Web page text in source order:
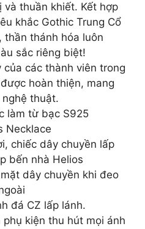
thuần khiết. Kết hợp
khắc Gothic Trung Cổ
thần thánh hóa luôn
sắc riêng biệt!
các thành viên trong
hoàn thiện, mang
thuật.
làm từ bạc S925
Necklace
chiếc dây chuyền lấp
bến nhà Helios
dây chuyền khi đeo
đá CZ lấp lánh.
kiện thu hút mọi ánh